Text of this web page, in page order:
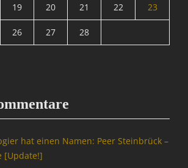
19 20 21 22 23
26 27 28
hat einen Namen: Peer Steinbrück –
[Update!]